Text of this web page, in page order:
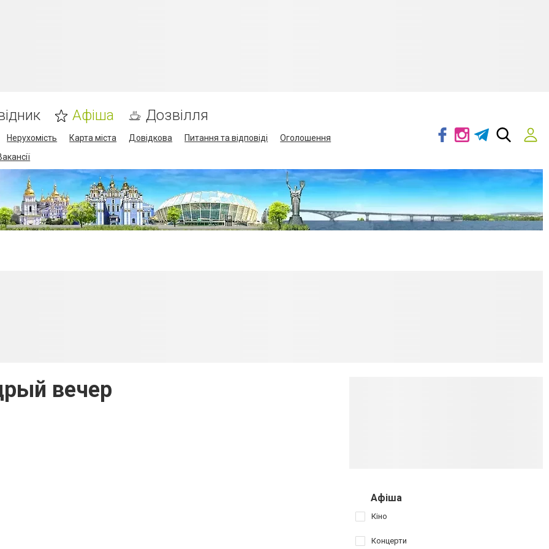
Афіша Дозвілля
Нерухомість Карта міста Довідкова Питання та відповіді
Оголошення
вечер
Афіша
Кіно
Концерти